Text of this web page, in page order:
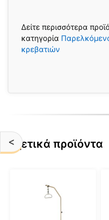
<
Δείτε περισσότερα
κατηγορία
κρεβατιών
Σχετικά προϊόντα